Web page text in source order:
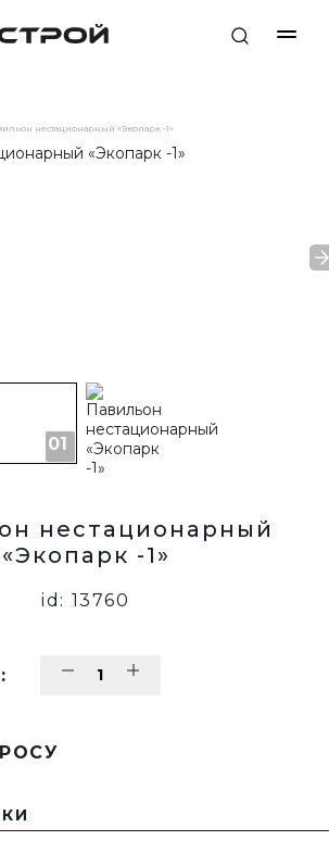
нестационарный «Экопарк -1»
нестационарный
«Экопарк -1»
id: 13760